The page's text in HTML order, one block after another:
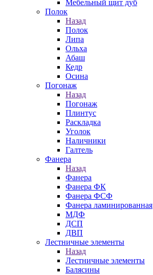
Мебельный щит дуб
Полок
Назад
Полок
Липа
Ольха
Абаш
Кедр
Осина
Погонаж
Назад
Погонаж
Плинтус
Раскладка
Уголок
Наличники
Галтель
Фанера
Назад
Фанера
Фанера ФК
Фанера ФСФ
Фанера ламинированная
МДФ
ДСП
ДВП
Лестничные элементы
Назад
Лестничные элементы
Балясины